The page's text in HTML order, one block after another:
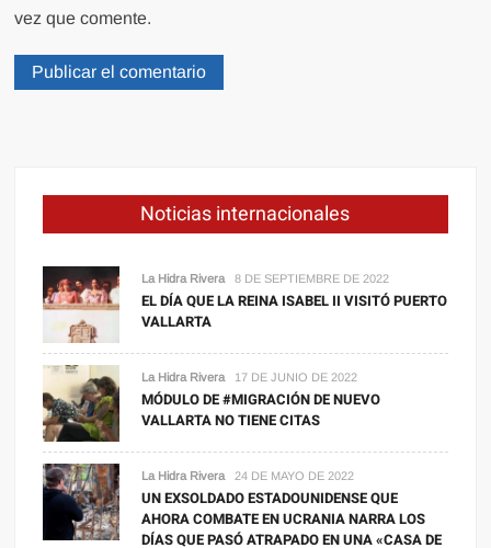
vez que comente.
Noticias internacionales
La Hidra Rivera 8 DE SEPTIEMBRE DE 2022
EL DÍA QUE LA REINA ISABEL II VISITÓ PUERTO
VALLARTA
La Hidra Rivera 17 DE JUNIO DE 2022
MÓDULO DE #MIGRACIÓN DE NUEVO
VALLARTA NO TIENE CITAS
La Hidra Rivera 24 DE MAYO DE 2022
UN EXSOLDADO ESTADOUNIDENSE QUE
AHORA COMBATE EN UCRANIA NARRA LOS
DÍAS QUE PASÓ ATRAPADO EN UNA «CASA DE